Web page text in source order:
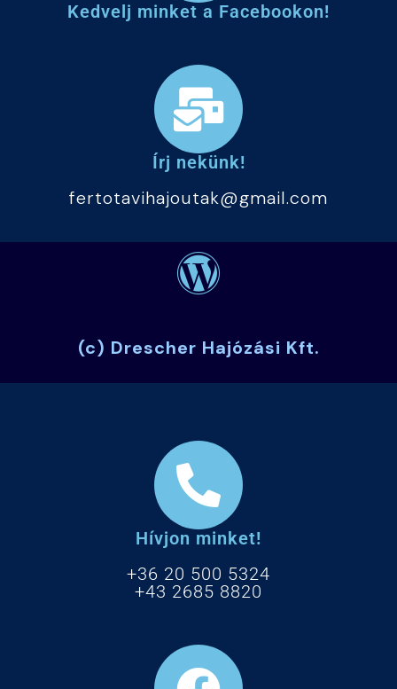
Kedvelj minket a Facebookon!
Írj nekünk!
fertotavihajoutak@gmail.com
(c) Drescher Hajózási Kft.
Hívjon minket!
+36 20 500 5324
+43 2685 8820